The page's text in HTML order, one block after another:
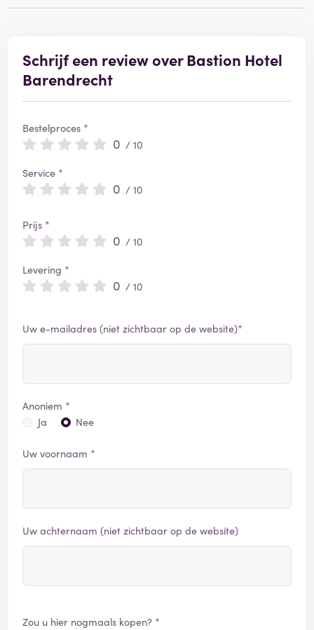
Schrijf een review over Bastion Hotel
Barendrecht
Bestelproces *
0 / 10
Service *
0 / 10
Prijs *
0 / 10
Levering *
0 / 10
Uw e-mailadres (niet zichtbaar op de website)*
Anoniem *
Ja
Nee
Uw voornaam *
Uw achternaam (niet zichtbaar op de website)
Zou u hier nogmaals kopen? *